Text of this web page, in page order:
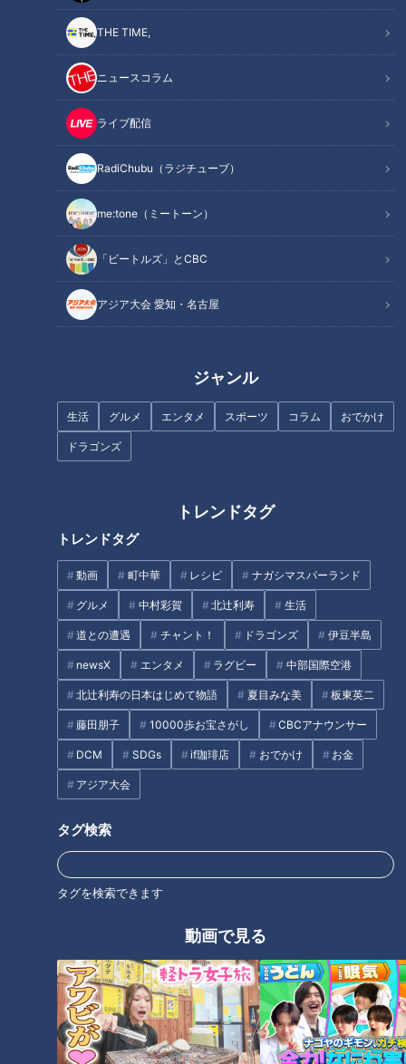
THE TIME,
ニュースコラム
ライブ配信
RadiChubu（ラジチューブ）
me:tone（ミートーン）
「ビートルズ」とCBC
アジア大会 愛知・名古屋
ジャンル
生活 グルメ エンタメ スポーツ コラム おでかけ
ドラゴンズ
トレンドタグ
トレンドタグ
動画 町中華 レシピ ナガシマスパーランド
グルメ 中村彩賀 北辻利寿 生活
道との遭遇 チャント！ ドラゴンズ 伊豆半島
newsX エンタメ ラグビー 中部国際空港
北辻利寿の日本はじめて物語 夏目みな美 板東英二
藤田朋子 10000歩お宝さがし CBCアナウンサー
DCM SDGs if珈琲店 おでかけ お金
アジア大会
タグ検索
タグを検索できます
動画で見る
森の隠れ家カフェで“ヌン活"
お土産にオススメ!“絶品バウム"
古民家をリノベーションしたアンティークショップ
オススメ関連コンテンツ
森の隠れ家カフェで“ヌン活"
自然豊かな山の中にある『ARTISTE VILLAGE(アルティストビ
ラージュ)』は、2019年のミシュランガイドに掲載されたフレ
ンチレストランや、ギャラリーやアトリエなど6つの店舗で構
成された複合施設。
その中で今回訪れたのは、『Cafe de dolce(カフェ ド ドルチ
ェ)』です。
このお店には、1日わずか2組限定の『森のアフタヌーンティー
セット』(2,800円 ドリンク付き※要予約)というメニューがあ
り、二人はSNSで話題の“ヌン活"を楽しむことに。
1段目にはクロワッサンとサンドイッチ、2段目には抹茶とプレ
ーンのスコーン、3段目には3種類のスイーツの盛り合わせに
なっています。
見た目の豪華さだけでなく、それぞれの上品で繊細な味を堪能